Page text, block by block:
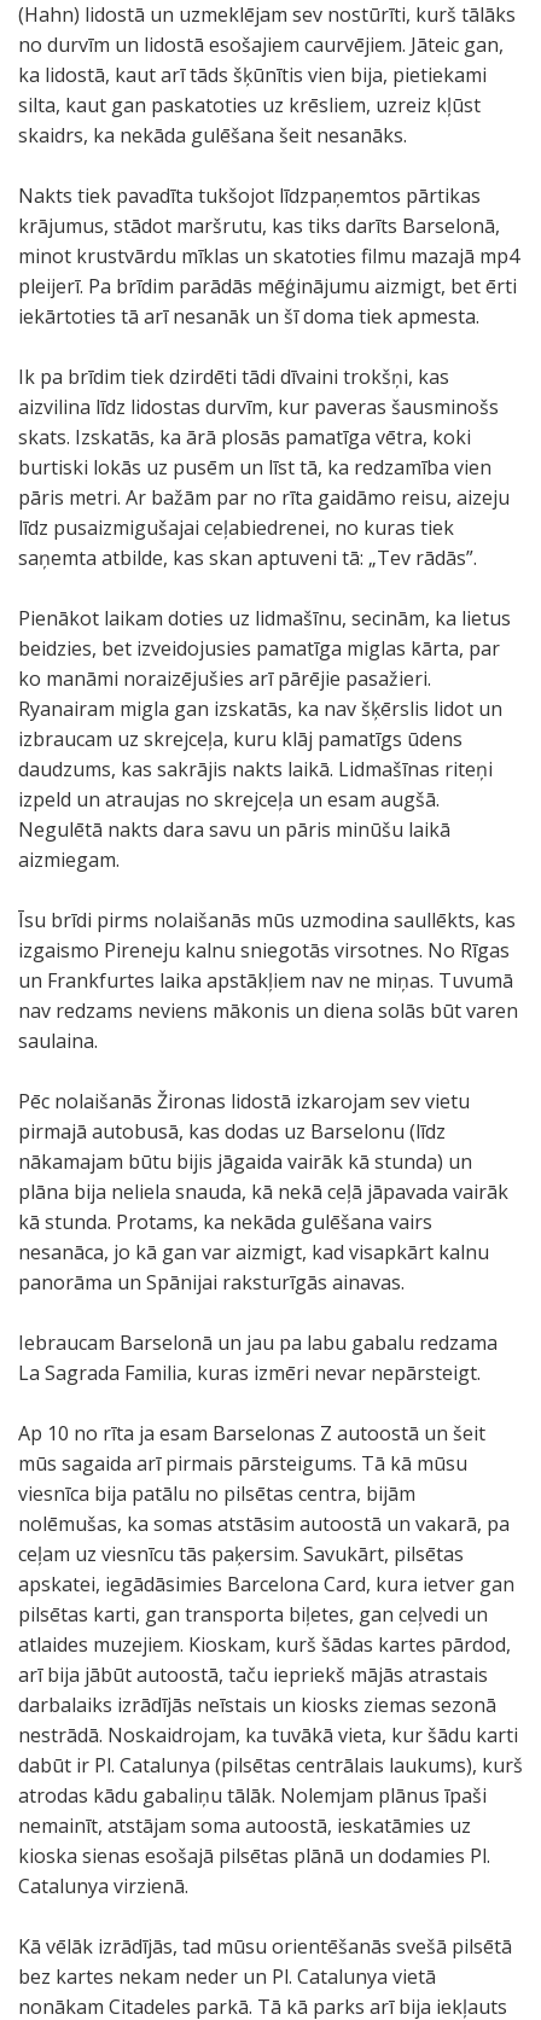
(Hahn) lidostā un uzmeklējam sev nostūrīti, kurš tālāks
no durvīm un lidostā esošajiem caurvējiem. Jāteic gan,
ka lidostā, kaut arī tāds šķūnītis vien bija, pietiekami
silta, kaut gan paskatoties uz krēsliem, uzreiz kļūst
skaidrs, ka nekāda gulēšana šeit nesanāks.
Nakts tiek pavadīta tukšojot līdzpaņemtos pārtikas
krājumus, stādot maršrutu, kas tiks darīts Barselonā,
minot krustvārdu mīklas un skatoties filmu mazajā mp4
pleijerī. Pa brīdim parādās mēģinājumu aizmigt, bet ērti
iekārtoties tā arī nesanāk un šī doma tiek apmesta.
Ik pa brīdim tiek dzirdēti tādi dīvaini trokšņi, kas
aizvilina līdz lidostas durvīm, kur paveras šausminošs
skats. Izskatās, ka ārā plosās pamatīga vētra, koki
burtiski lokās uz pusēm un līst tā, ka redzamība vien
pāris metri. Ar bažām par no rīta gaidāmo reisu, aizeju
līdz pusaizmigušajai ceļabiedrenei, no kuras tiek
saņemta atbilde, kas skan aptuveni tā: „Tev rādās”.
Pienākot laikam doties uz lidmašīnu, secinām, ka lietus
beidzies, bet izveidojusies pamatīga miglas kārta, par
ko manāmi noraizējušies arī pārējie pasažieri.
Ryanairam migla gan izskatās, ka nav šķērslis lidot un
izbraucam uz skrejceļa, kuru klāj pamatīgs ūdens
daudzums, kas sakrājis nakts laikā. Lidmašīnas riteņi
izpeld un atraujas no skrejceļa un esam augšā.
Negulētā nakts dara savu un pāris minūšu laikā
aizmiegam.
Īsu brīdi pirms nolaišanās mūs uzmodina saullēkts, kas
izgaismo Pireneju kalnu sniegotās virsotnes. No Rīgas
un Frankfurtes laika apstākļiem nav ne miņas. Tuvumā
nav redzams neviens mākonis un diena solās būt varen
saulaina.
Pēc nolaišanās Žironas lidostā izkarojam sev vietu
pirmajā autobusā, kas dodas uz Barselonu (līdz
nākamajam būtu bijis jāgaida vairāk kā stunda) un
plāna bija neliela snauda, kā nekā ceļā jāpavada vairāk
kā stunda. Protams, ka nekāda gulēšana vairs
nesanāca, jo kā gan var aizmigt, kad visapkārt kalnu
panorāma un Spānijai raksturīgās ainavas.
Iebraucam Barselonā un jau pa labu gabalu redzama
La Sagrada Familia, kuras izmēri nevar nepārsteigt.
Ap 10 no rīta ja esam Barselonas Z autoostā un šeit
mūs sagaida arī pirmais pārsteigums. Tā kā mūsu
viesnīca bija patālu no pilsētas centra, bijām
nolēmušas, ka somas atstāsim autoostā un vakarā, pa
ceļam uz viesnīcu tās paķersim. Savukārt, pilsētas
apskatei, iegādāsimies Barcelona Card, kura ietver gan
pilsētas karti, gan transporta biļetes, gan ceļvedi un
atlaides muzejiem. Kioskam, kurš šādas kartes pārdod,
arī bija jābūt autoostā, taču iepriekš mājās atrastais
darbalaiks izrādījās neīstais un kiosks ziemas sezonā
nestrādā. Noskaidrojam, ka tuvākā vieta, kur šādu karti
dabūt ir Pl. Catalunya (pilsētas centrālais laukums), kurš
atrodas kādu gabaliņu tālāk. Nolemjam plānus īpaši
nemainīt, atstājam soma autoostā, ieskatāmies uz
kioska sienas esošajā pilsētas plānā un dodamies Pl.
Catalunya virzienā.
Kā vēlāk izrādījās, tad mūsu orientēšanās svešā pilsētā
bez kartes nekam neder un Pl. Catalunya vietā
nonākam Citadeles parkā. Tā kā parks arī bija iekļauts